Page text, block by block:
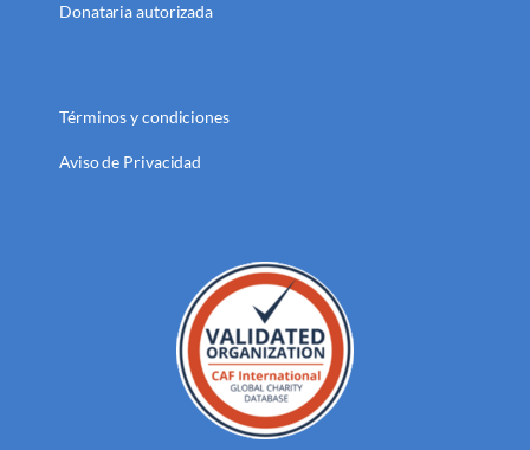
Donataria autorizada
Términos y condiciones
Aviso de Privacidad